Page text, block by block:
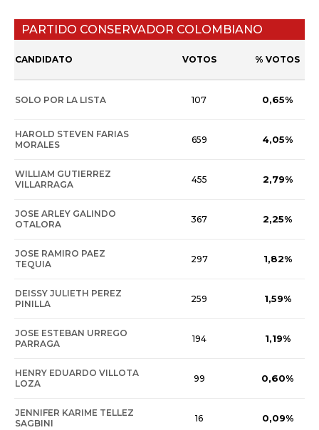
PARTIDO CONSERVADOR COLOMBIANO
CANDIDATO VOTOS % VOTOS
SOLO POR LA LISTA 107 0,65%
HAROLD STEVEN FARIAS
MORALES
659 4,05%
WILLIAM GUTIERREZ
VILLARRAGA
455 2,79%
JOSE ARLEY GALINDO
OTALORA
367 2,25%
JOSE RAMIRO PAEZ
TEQUIA
297 1,82%
DEISSY JULIETH PEREZ
PINILLA
259 1,59%
JOSE ESTEBAN URREGO
PARRAGA
194 1,19%
HENRY EDUARDO VILLOTA
LOZA
99 0,60%
JENNIFER KARIME TELLEZ
SAGBINI
16 0,09%